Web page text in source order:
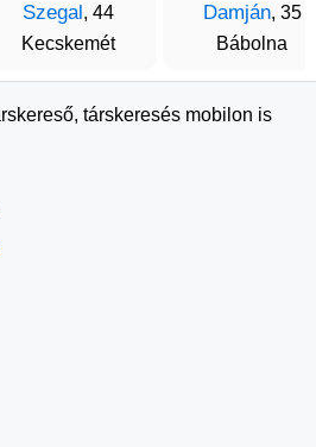
Szegal, 44
Kecskemét
Damján, 35
Bábolna
társkeresés mobilon is